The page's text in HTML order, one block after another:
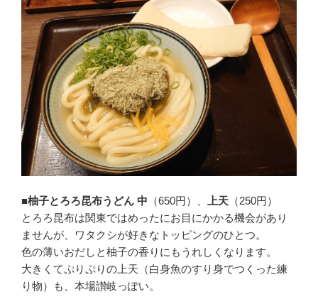
■柚子とろろ昆布うどん 中 （650円）、 上天 （250円）
とろろ昆布は関東ではめったにお目にかかる機会があり
ませんが、ワタクシが好きなトッピングのひとつ。
色の薄いおだしと柚子の香りにもうれしくなります。
大きくてぷりぷりの上天（白身魚のすり身でつくった練
り物）も、本場讃岐っぽい。